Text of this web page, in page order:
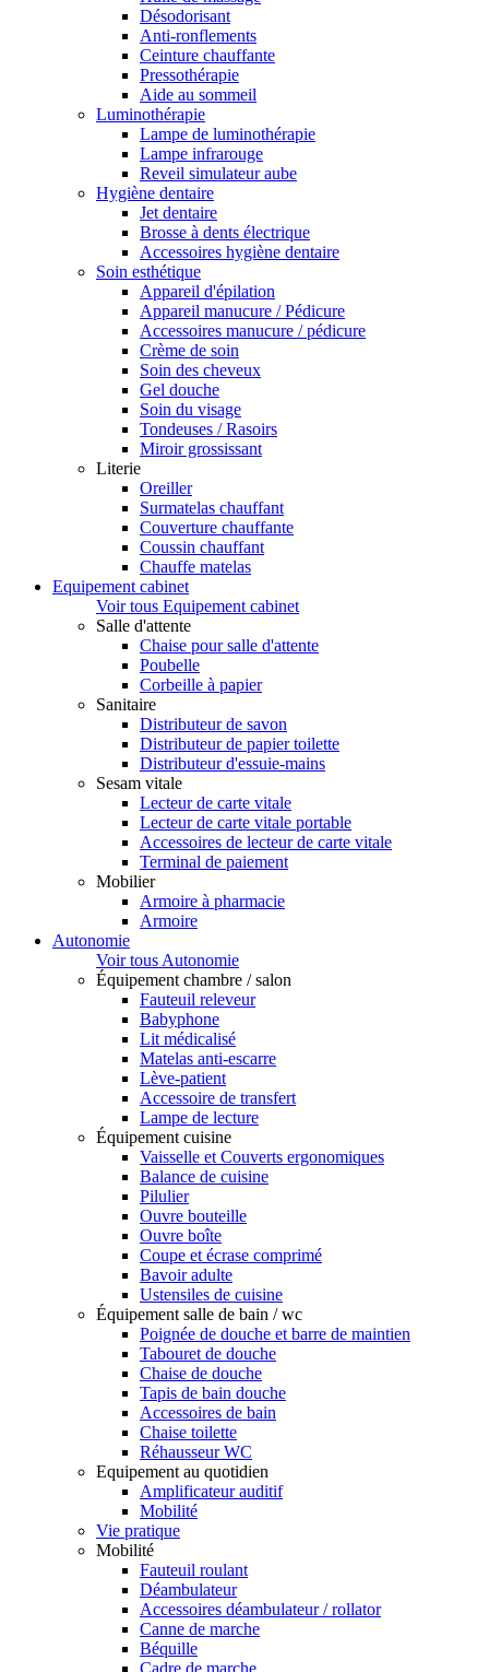
Désodorisant
Anti-ronflements
Ceinture chauffante
Pressothérapie
Aide au sommeil
Luminothérapie
Lampe de luminothérapie
Lampe infrarouge
Reveil simulateur aube
Hygiène dentaire
Jet dentaire
Brosse à dents électrique
Accessoires hygiène dentaire
Soin esthétique
Appareil d'épilation
Appareil manucure / Pédicure
Accessoires manucure / pédicure
Crème de soin
Soin des cheveux
Gel douche
Soin du visage
Tondeuses / Rasoirs
Miroir grossissant
Literie
Oreiller
Surmatelas chauffant
Couverture chauffante
Coussin chauffant
Chauffe matelas
Equipement cabinet
Voir tous Equipement cabinet
Salle d'attente
Chaise pour salle d'attente
Poubelle
Corbeille à papier
Sanitaire
Distributeur de savon
Distributeur de papier toilette
Distributeur d'essuie-mains
Sesam vitale
Lecteur de carte vitale
Lecteur de carte vitale portable
Accessoires de lecteur de carte vitale
Terminal de paiement
Mobilier
Armoire à pharmacie
Armoire
Autonomie
Voir tous Autonomie
Équipement chambre / salon
Fauteuil releveur
Babyphone
Lit médicalisé
Matelas anti-escarre
Lève-patient
Accessoire de transfert
Lampe de lecture
Équipement cuisine
Vaisselle et Couverts ergonomiques
Balance de cuisine
Pilulier
Ouvre bouteille
Ouvre boîte
Coupe et écrase comprimé
Bavoir adulte
Ustensiles de cuisine
Équipement salle de bain / wc
Poignée de douche et barre de maintien
Tabouret de douche
Chaise de douche
Tapis de bain douche
Accessoires de bain
Chaise toilette
Réhausseur WC
Equipement au quotidien
Amplificateur auditif
Mobilité
Vie pratique
Mobilité
Fauteuil roulant
Déambulateur
Accessoires déambulateur / rollator
Canne de marche
Béquille
Cadre de marche